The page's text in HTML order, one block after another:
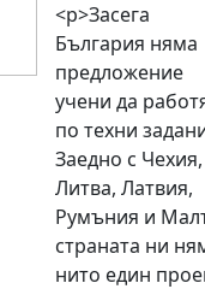
<p>Засега
България няма
предложение
учени да
по техни
Заедно с Чехия,
Литва, Латвия,
Румъния и
страната ни
нито един